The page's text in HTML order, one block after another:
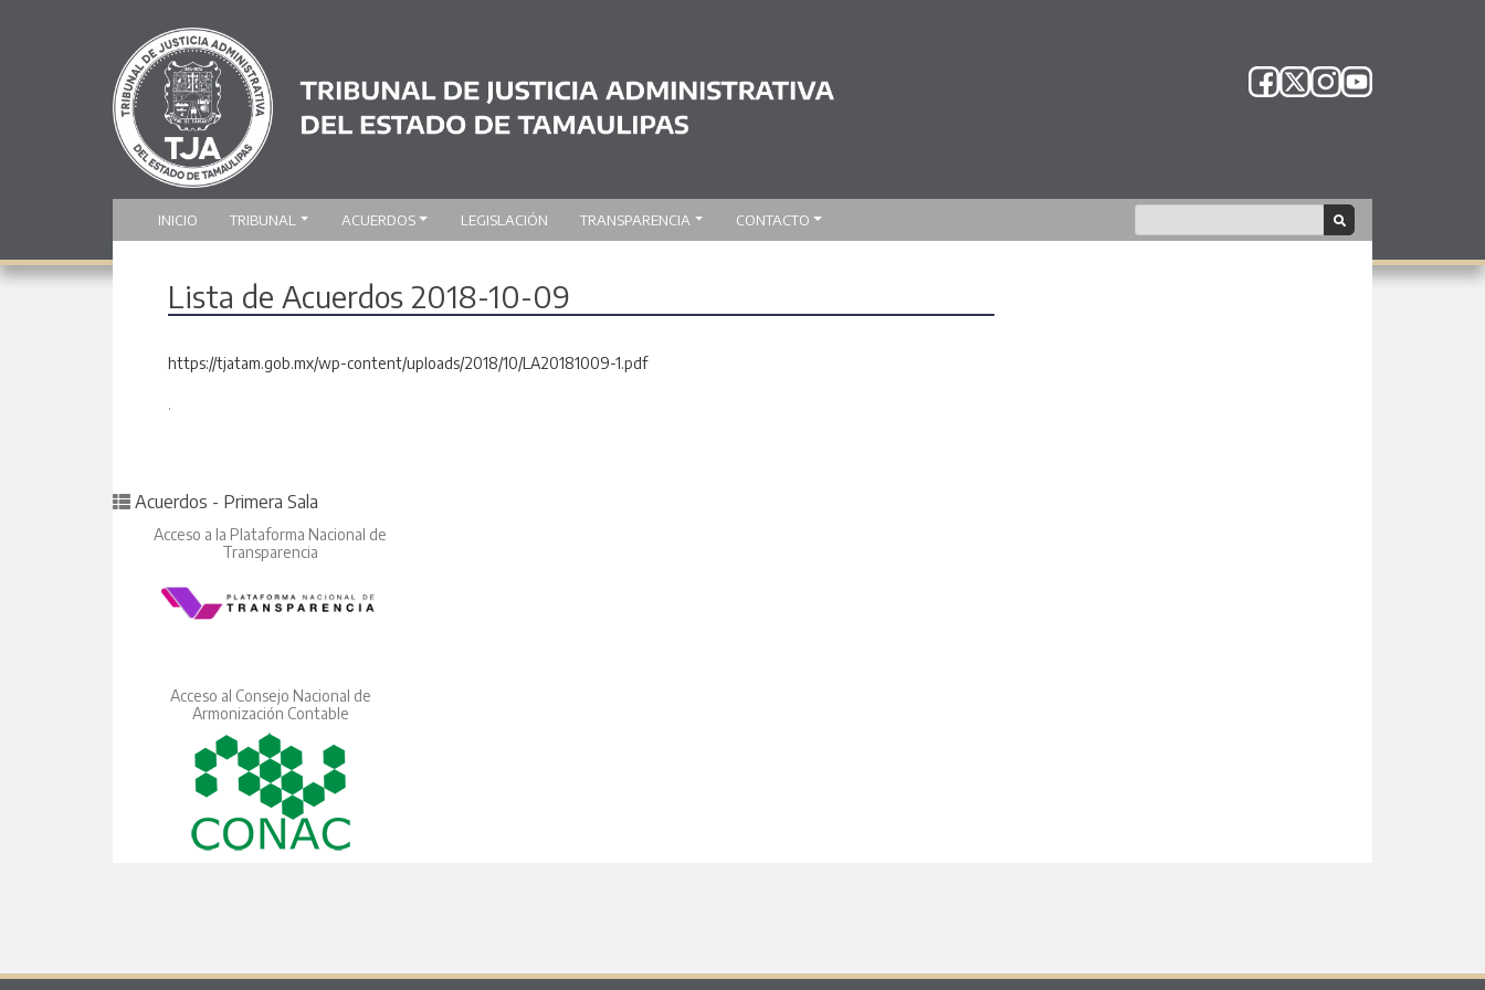
INICIO TRIBUNAL ACUERDOS LEGISLACIÓN TRANSPARENCIA CONTACTO
Lista de Acuerdos 2018-10-09
https://tjatam.gob.mx/wp-content/uploads/2018/10/LA20181009-1.pdf
.
Posted in
Acuerdos - Primera Sala
Acceso a la Plataforma Nacional de
Transparencia
Acceso al Consejo Nacional de
Armonización Contable